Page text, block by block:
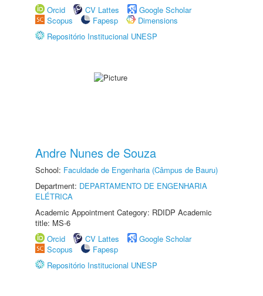
Orcid
CV Lattes
Google Scholar
Scopus
Fapesp
Dimensions
Repositório Institucional UNESP
Andre Nunes de Souza
School: Faculdade de Engenharia (Câmpus de Bauru)
Department: DEPARTAMENTO DE ENGENHARIA
ELÉTRICA
Academic Appointment Category: RDIDP Academic
title: MS-6
Orcid
CV Lattes
Google Scholar
Scopus
Fapesp
Repositório Institucional UNESP